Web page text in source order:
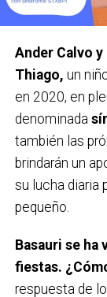
Ander Calvo
Thiago, un
en 2020, en
denominada
también las
brindarán un
su lucha diaria
pequeño.
Basauri se
fiestas.
respuesta de